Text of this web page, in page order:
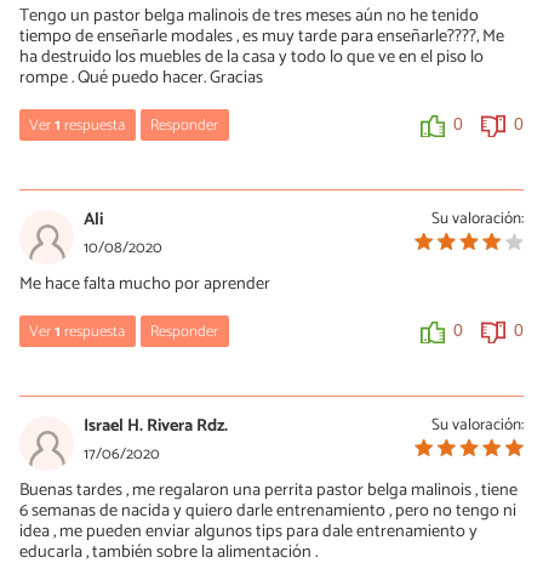
Tengo un pastor belga malinois de tres meses aún no he tenido
tiempo de enseñarle modales , es muy tarde para enseñarle????, Me
ha destruido los muebles de la casa y todo lo que ve en el piso lo
rompe . Qué puedo hacer. Gracias
Ver1respuesta Responder 0 0
Yo tengo uno de 2 meses son mordelones en esta etapa por sus
dientes de leche , enséñalo a morder sus carnazas nolo regales
solo dale que morder, al mío le di un zapato viejo un peluche
jugar con eso y cuando veo que muerde los pies y otra cosa le
acercó la carnaza i el zapato y listo ,en una semana contante le
calmara , es como todo perro necesitas paciencia y tiempo con el
0 0
Su valoración:
Ali
10/08/2020
Me hace falta mucho por aprender
Ver1respuesta Responder 0 0
10/05/2022
la verdad al inicio muerden pero no les gustan los juguetes de
plastico comprales sogas y juega a jalarla se divertira y ara
ejercicio
0
Su valoración:
Israel H. Rivera Rdz.
17/06/2020
Buenas tardes , me regalaron una perrita pastor belga malinois , tiene
6 semanas de nacida y quiero darle entrenamiento , pero no tengo ni
idea , me pueden enviar algunos tips para dale entrenamiento y
educarla , también sobre la alimentación .